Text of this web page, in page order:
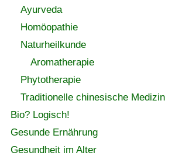
Ayurveda
Homöopathie
Naturheilkunde
Aromatherapie
Phytotherapie
Traditionelle chinesische Medizin
Bio? Logisch!
Gesunde Ernährung
Gesundheit im Alter